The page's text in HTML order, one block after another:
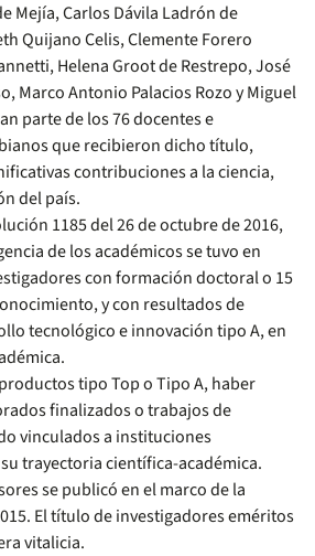
Mejía, Carlos Dávila Ladrón de
Quijano Celis, Clemente Forero
Helena Groot de Restrepo, José
Marco Antonio Palacios Rozo y Miguel
parte de los 76 docentes e
que recibieron dicho título,
contribuciones a la ciencia,
del país.
1185 del 26 de octubre de 2016,
de los académicos se tuvo en
con formación doctoral o 15
y con resultados de
tecnológico e innovación tipo A, en
tipo Top o Tipo A, haber
finalizados o trabajos de
vinculados a instituciones
trayectoria científica-académica.
se publicó en el marco de la
El título de investigadores eméritos
vitalicia.